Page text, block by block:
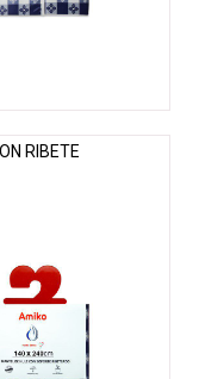
RIBETE